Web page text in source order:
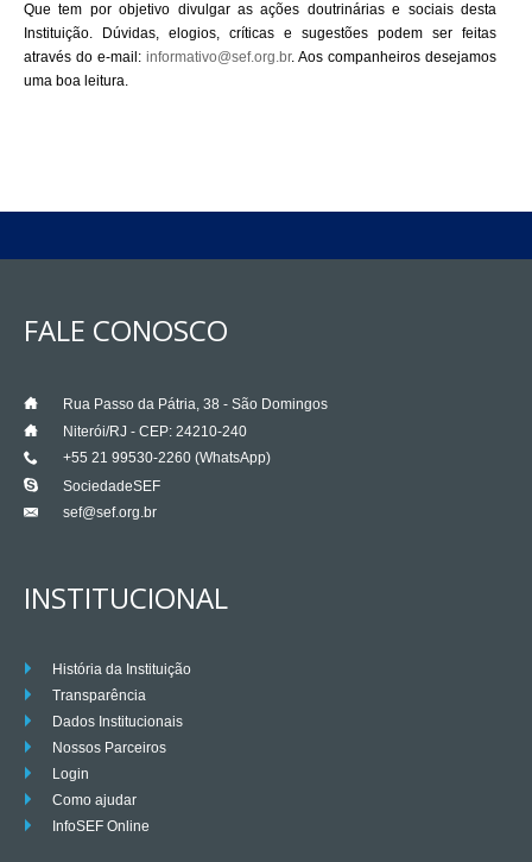
Que tem por objetivo divulgar as ações doutrinárias e sociais desta
Instituição. Dúvidas, elogios, críticas e sugestões podem ser feitas
através do e-mail: informativo@sef.org.br. Aos companheiros desejamos
uma boa leitura.
FALE CONOSCO
Rua Passo da Pátria, 38 - São Domingos
Niterói/RJ - CEP: 24210-240
+55 21 99530-2260 (WhatsApp)
SociedadeSEF
sef@sef.org.br
INSTITUCIONAL
História da Instituição
Transparência
Dados Institucionais
Nossos Parceiros
Login
Como ajudar
InfoSEF Online